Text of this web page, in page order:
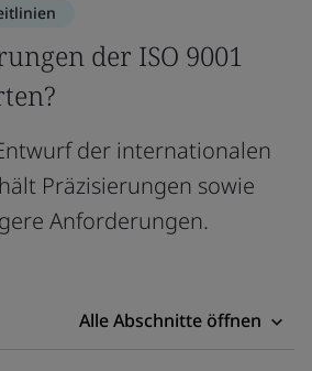
der ISO 9001
der internationalen
Präzisierungen sowie
Anforderungen.
Alle Abschnitte öffnen